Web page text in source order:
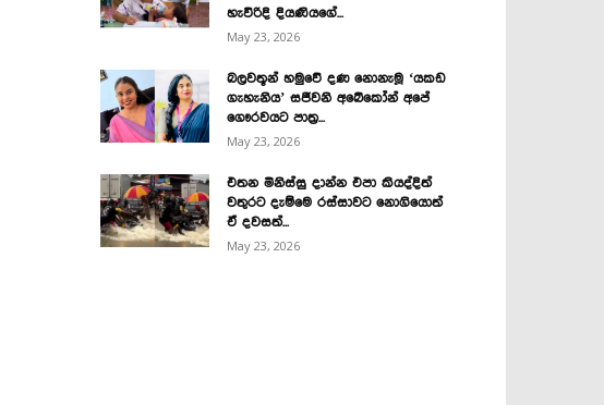
හැවිරිදි දියණියගේ...
May 23, 2026
බලවතූන් හමුවේ දණ නොනැමූ ‘යකඩ
ගැහැනිය’ සජීවනි අබේකෝන් අපේ
ගෞරවයට පාත්‍ර...
May 23, 2026
එතන මිනිස්සු දාන්න එපා කියද්දිත්
වතුරට දැම්මෙ රස්සාවට නොගියොත්
ඒ දවසත්...
May 23, 2026